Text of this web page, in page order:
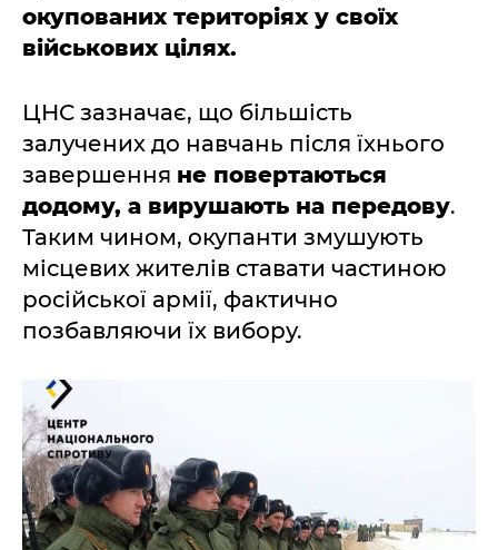
окупованих територіях у своїх
військових цілях.
ЦНС зазначає, що більшість
залучених до навчань після їхнього
завершення не повертаються
додому, а вирушають на передову.
Таким чином, окупанти змушують
місцевих жителів ставати частиною
російської армії, фактично
позбавляючи їх вибору.